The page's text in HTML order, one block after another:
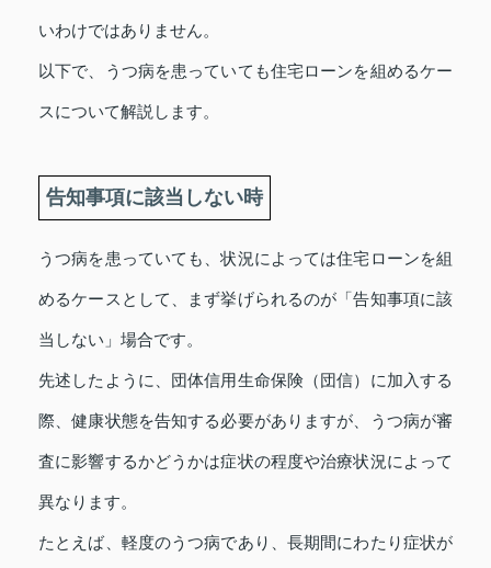
いわけではありません。
以下で、うつ病を患っていても住宅ローンを組めるケー
スについて解説します。
告知事項に該当しない時
うつ病を患っていても、状況によっては住宅ローンを組
めるケースとして、まず挙げられるのが「告知事項に該
当しない」場合です。
先述したように、団体信用生命保険（団信）に加入する
際、健康状態を告知する必要がありますが、うつ病が審
査に影響するかどうかは症状の程度や治療状況によって
異なります。
たとえば、軽度のうつ病であり、長期間にわたり症状が